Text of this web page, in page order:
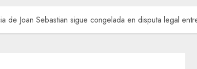
de Joan Sebastian sigue congelada en disputa legal